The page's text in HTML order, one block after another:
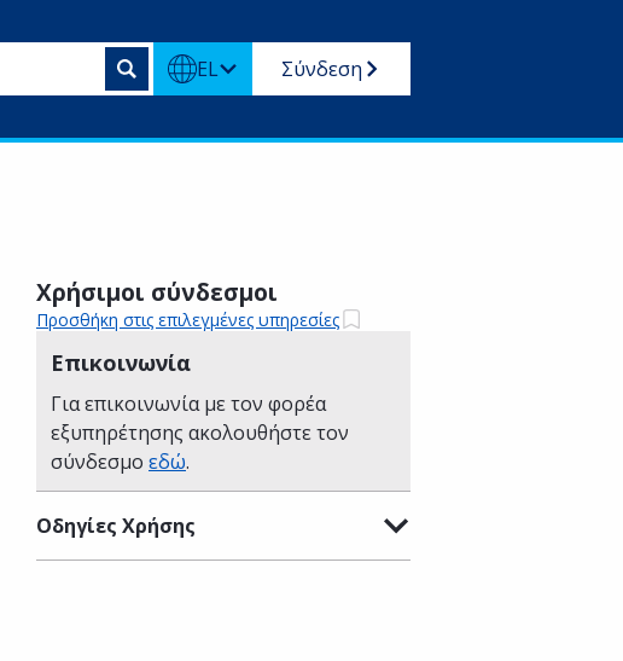
EL Σύνδεση
Χρήσιμοι σύνδεσμοι
Προσθήκη στις επιλεγμένες υπηρεσίες
Επικοινωνία
Για επικοινωνία με τον φορέα
εξυπηρέτησης ακολουθήστε τον
σύνδεσμο εδώ.
Οδηγίες Χρήσης